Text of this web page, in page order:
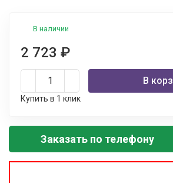
В наличии
2 723 ₽
В
Купить в 1 клик
Заказать по телефону